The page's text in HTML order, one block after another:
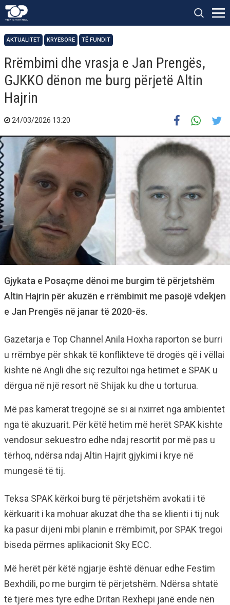
AKTUALITET KRYESORE TË FUNDIT
Rrëmbimi dhe vrasja e Jan Prengës,
GJKKO dënon me burg përjetë Altin
Hajrin
24/03/2026 13:20
Gjykata e Posaçme dënoi me burgim të përjetshëm
Altin Hajrin për akuzën e rrëmbimit me pasojë vdekjen
e Jan Prengës në janar të 2020-ës.
Gazetarja e Top Channel Anila Hoxha raporton se burri
u rrëmbye për shkak të konflikteve të drogës që i vëllai
kishte në Angli dhe siç rezultoi nga hetimet e SPAK u
dërgua në një resort në Shijak ku dhe u torturua.
Më pas kamerat tregojnë se si ai nxirret nga ambientet
nga të akuzuarit. Për këtë hetim më herët SPAK kishte
vendosur sekuestro edhe ndaj resortit por më pas u
tërhoq, ndërsa ndaj Altin Hajrit gjykimi i krye në
mungesë të tij.
Teksa SPAK kërkoi burg të përjetshëm avokati i të
kërkuarit i ka mohuar akuzat dhe tha se klienti i tij nuk
ka pasur dijeni mbi planin e rrëmbimit, por SPAK tregoi
biseda përmes aplikacionit Sky ECC.
Më herët për këtë ngjarje është dënuar edhe Festim
Bexhdili, po me burgim të përjetshëm. Ndërsa shtatë
të tjerë mes tyre edhe Dritan Rexhepi janë ende nën